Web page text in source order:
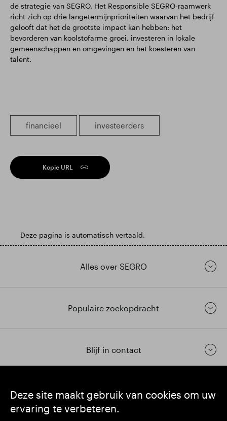
Deze site maakt gebruik van cookies om uw
ervaring te verbeteren.
de strategie van SEGRO. Het Responsible SEGRO-raamwerk
richt zich op drie langetermijnprioriteiten waarvan het bedrijf
gelooft dat het de grootste impact kan hebben: het
bevorderen van koolstofarme groei, investeren in lokale
gemeenschappen en omgevingen en het koesteren van
talent.
financieel investeerders
Kopie URL
Deze pagina is automatisch vertaald.
Alles over SEGRO
Populaire zoekopdracht
Blijf in contact
https://www.linkedin.com/
https://www.youtube.com/
https://twitter.com/
SEGRO plc